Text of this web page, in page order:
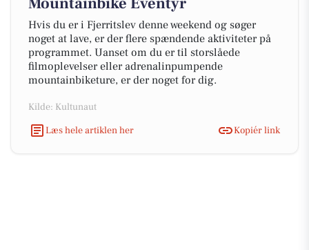
Hvis du er i Fjerritslev denne weekend og søger
noget at lave, er der flere spændende aktiviteter på
programmet. Uanset om du er til storslåede
filmoplevelser eller adrenalinpumpende
mountainbiketure, er der noget for dig.
Kilde: Kultunaut
Læs hele artiklen her
Kopiér link